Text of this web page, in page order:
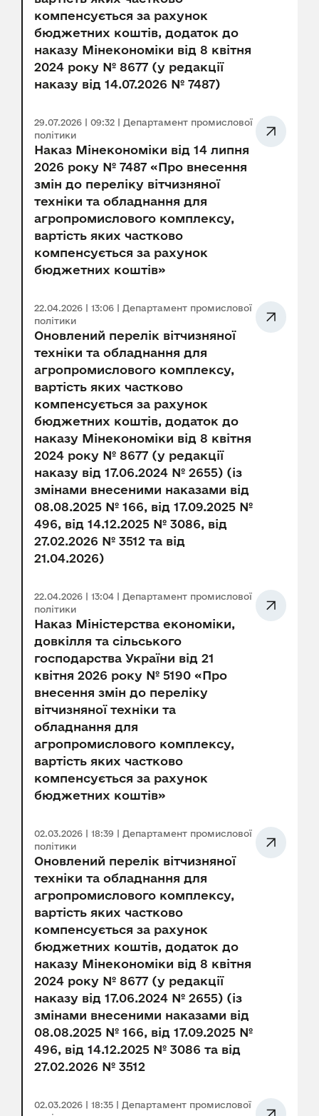
компенсується за рахунок
бюджетних коштів, додаток до
наказу Мінекономіки від 8 квітня
2024 року № 8677 (у редакції
наказу від 14.07.2026 № 7487)
29.07.2026 | 09:32 | Департамент промислової
політики
Наказ Мінекономіки від 14 липня
2026 року № 7487 «Про внесення
змін до переліку вітчизняної
техніки та обладнання для
агропромислового комплексу,
вартість яких частково
компенсується за рахунок
бюджетних коштів»
22.04.2026 | 13:06 | Департамент промислової
політики
Оновлений перелік вітчизняної
техніки та обладнання для
агропромислового комплексу,
вартість яких частково
компенсується за рахунок
бюджетних коштів, додаток до
наказу Мінекономіки від 8 квітня
2024 року № 8677 (у редакції
наказу від 17.06.2024 № 2655) (із
змінами внесеними наказами від
08.08.2025 № 166, від 17.09.2025 №
496, від 14.12.2025 № 3086, від
27.02.2026 № 3512 та від
21.04.2026)
22.04.2026 | 13:04 | Департамент промислової
політики
Наказ Міністерства економіки,
довкілля та сільського
господарства України від 21
квітня 2026 року № 5190 «Про
внесення змін до переліку
вітчизняної техніки та
обладнання для
агропромислового комплексу,
вартість яких частково
компенсується за рахунок
бюджетних коштів»
02.03.2026 | 18:39 | Департамент промислової
політики
Оновлений перелік вітчизняної
техніки та обладнання для
агропромислового комплексу,
вартість яких частково
компенсується за рахунок
бюджетних коштів, додаток до
наказу Мінекономіки від 8 квітня
2024 року № 8677 (у редакції
наказу від 17.06.2024 № 2655) (із
змінами внесеними наказами від
08.08.2025 № 166, від 17.09.2025 №
496, від 14.12.2025 № 3086 та від
27.02.2026 № 3512
02.03.2026 | 18:35 | Департамент промислової